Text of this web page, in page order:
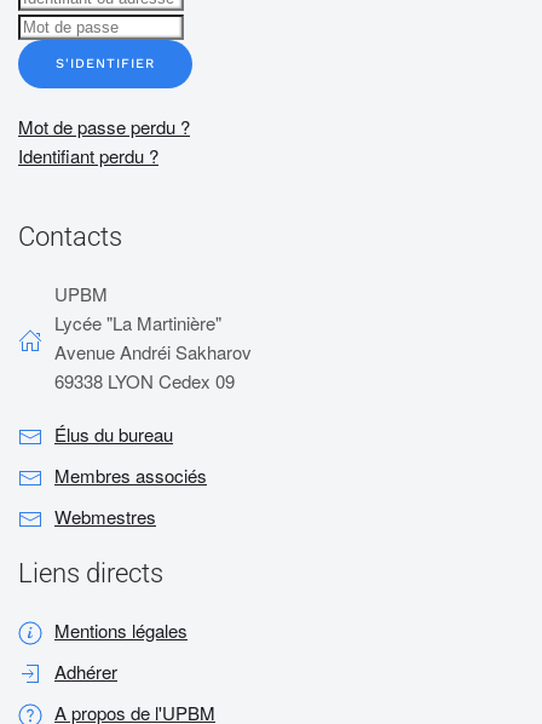
S'IDENTIFIER
Mot de passe perdu ?
Identifiant perdu ?
Contacts
UPBM
Lycée "La Martinière"
Avenue Andréi Sakharov
69338 LYON Cedex 09
Élus du bureau
Membres associés
Webmestres
Liens directs
Mentions légales
Adhérer
A propos de l'UPBM